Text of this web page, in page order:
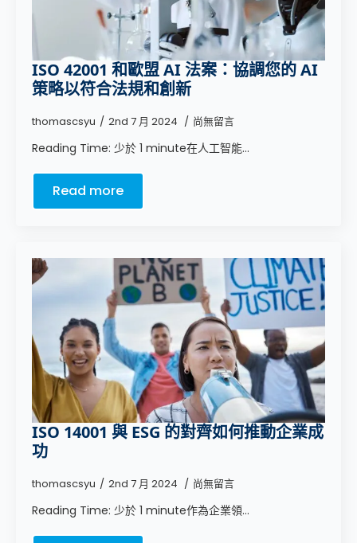
ISO 42001 和歐盟 AI 法案：協調您的 AI
策略以符合法規和創新
thomascsyu 2nd 7 月 2024 尚無留言
Reading Time: 少於 1 minute在人工智能...
Read more
ISO 14001 與 ESG 的對齊如何推動企業成
功
thomascsyu 2nd 7 月 2024 尚無留言
Reading Time: 少於 1 minute作為企業領...